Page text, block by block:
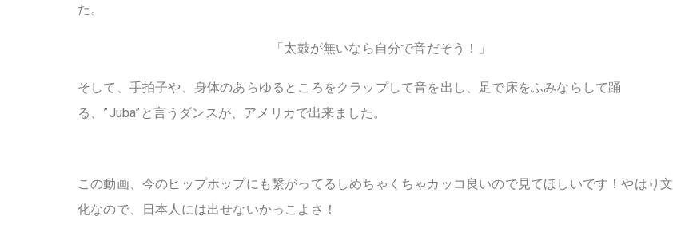
た。
「太鼓が無いなら自分で音だそう！」
そして、手拍子や、身体のあらゆるところをクラップして音を出し、足で床をふみならして踊
る、”Juba”と言うダンスが、アメリカで出来ました。
この動画、今のヒップホップにも繋がってるしめちゃくちゃカッコ良いので見てほしいです！やはり文
化なので、日本人には出せないかっこよさ！